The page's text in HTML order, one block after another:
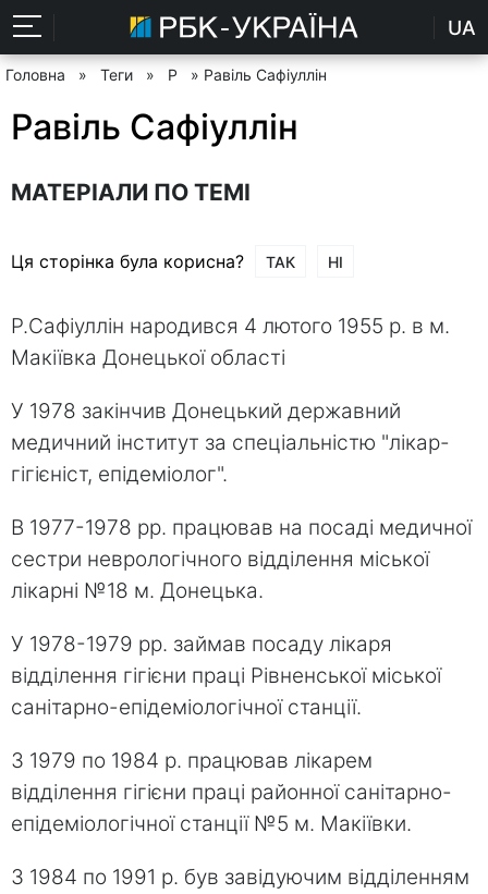
UA
Головна » Теги » Р » Равіль Сафіуллін
Равіль Сафіуллін
МАТЕРІАЛИ ПО ТЕМІ
Ця сторінка була корисна? ТАК НІ
Р.Сафіуллін народився 4 лютого 1955 р. в м.
Макіївка Донецької області
У 1978 закінчив Донецький державний
медичний інститут за спеціальністю "лікар-
гігієніст, епідеміолог".
В 1977-1978 рр. працював на посаді медичної
сестри неврологічного відділення міської
лікарні №18 м. Донецька.
У 1978-1979 рр. займав посаду лікаря
відділення гігієни праці Рівненської міської
санітарно-епідеміологічної станції.
З 1979 по 1984 р. працював лікарем
відділення гігієни праці районної санітарно-
епідеміологічної станції №5 м. Макіївки.
З 1984 по 1991 р. був завідуючим відділенням